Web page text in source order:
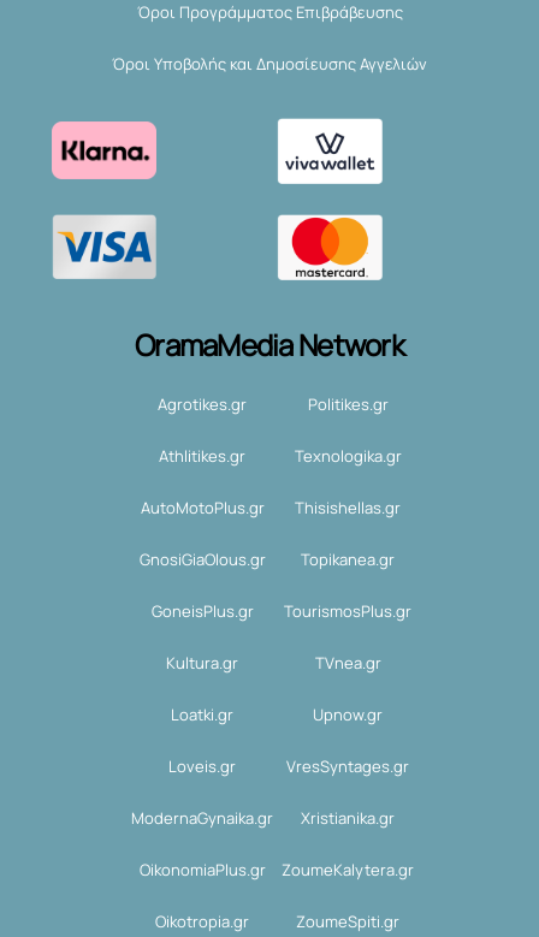
Όροι Προγράμματος Επιβράβευσης
Όροι Υποβολής και Δημοσίευσης Αγγελιών
OramaMedia Network
Agrotikes.gr Politikes.gr
Athlitikes.gr Texnologika.gr
AutoMotoPlus.gr Thisishellas.gr
GnosiGiaOlous.gr Topikanea.gr
GoneisPlus.gr TourismosPlus.gr
Kultura.gr TVnea.gr
Loatki.gr Upnow.gr
Loveis.gr VresSyntages.gr
ModernaGynaika.gr Xristianika.gr
OikonomiaPlus.gr ZoumeKalytera.gr
Oikotropia.gr ZoumeSpiti.gr